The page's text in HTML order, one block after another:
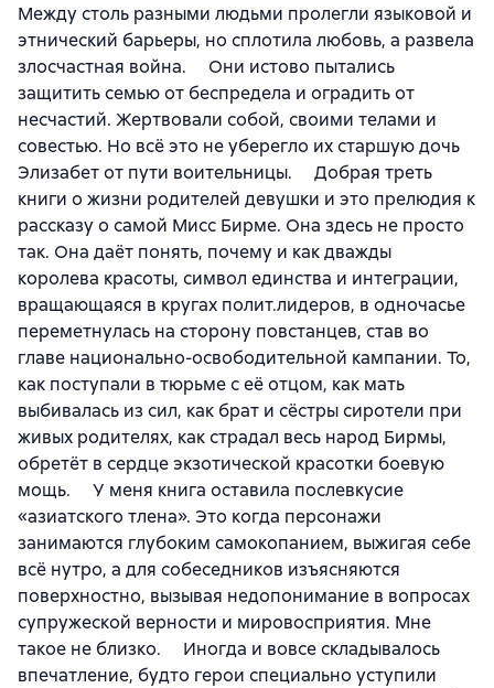
Между столь разными людьми пролегли языковой и
этнический барьеры, но сплотила любовь, а развела
злосчастная война. ⠀ Они истово пытались
защитить семью от беспредела и оградить от
несчастий. Жертвовали собой, своими телами и
совестью. Но всё это не уберегло их старшую дочь
Элизабет от пути воительницы. ⠀ Добрая треть
книги о жизни родителей девушки и это прелюдия к
рассказу о самой Мисс Бирме. Она здесь не просто
так. Она даёт понять, почему и как дважды
королева красоты, символ единства и интеграции,
вращающаяся в кругах полит.лидеров, в одночасье
переметнулась на сторону повстанцев, став во
главе национально-освободительной кампании. То,
как поступали в тюрьме с её отцом, как мать
выбивалась из сил, как брат и сёстры сиротели при
живых родителях, как страдал весь народ Бирмы,
обретёт в сердце экзотической красотки боевую
мощь. ⠀ У меня книга оставила послевкусие
«азиатского тлена». Это когда персонажи
занимаются глубоким самокопанием, выжигая себе
всё нутро, а для собеседников изъясняются
поверхностно, вызывая недопонимание в вопросах
супружеской верности и мировосприятия. Мне
такое не близко. ⠀ Иногда и вовсе складывалось
впечатление, будто герои специально уступили